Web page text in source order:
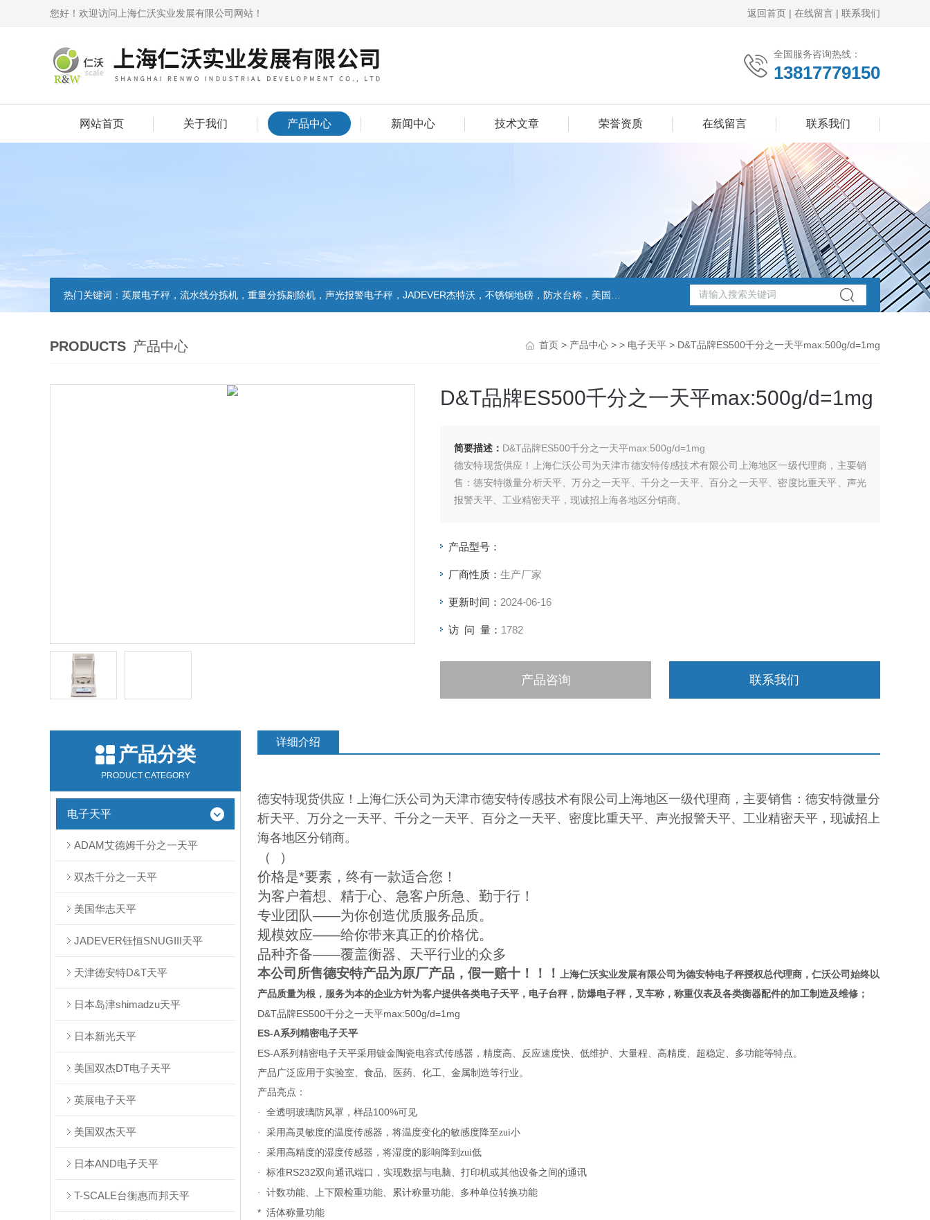
您好！欢迎访问上海仁沃实业发展有限公司网站！ 返回首页 | 在线留言 | 联系我们
全国服务咨询热线：
13817779150
网站首页 关于我们 产品中心 新闻中心 技术文章 荣誉资质 在线留言 联系我们
热门关键词： 英展电子秤，流水线分拣机，重量分拣剔除机，声光报警电子秤，JADEVER杰特沃，不锈钢地磅，防水台称，美国双杰天平，报警电子称
PRODUCTS 产品中心 首页 > 产品中心 > > 电子天平 > D&T品牌ES500千分之一天平max:500g/d=1mg
D&T品牌ES500千分之一天平max:500g/d=1mg
简要描述： D&T品牌ES500千分之一天平max:500g/d=1mg
德安特现货供应！上海仁沃公司为天津市德安特传感技术有限公司上海地区一级代理商，主要销
售：德安特微量分析天平、万分之一天平、千分之一天平、百分之一天平、密度比重天平、声光
报警天平、工业精密天平，现诚招上海各地区分销商。
产品型号：
厂商性质： 生产厂家
更新时间： 2024-06-16
访 问 量： 1782
产品咨询 联系我们
产品分类
PRODUCT CATEGORY
电子天平
ADAM艾德姆千分之一天平
双杰千分之一天平
美国华志天平
JADEVER钰恒SNUGIII天平
天津德安特D&T天平
日本岛津shimadzu天平
日本新光天平
美国双杰DT电子天平
英展电子天平
美国双杰天平
日本AND电子天平
T-SCALE台衡惠而邦天平
详细介绍
德安特现货供应！上海仁沃公司为天津市德安特传感技术有限公司上海地区一级代理商，主要销售：德安特微量分
析天平、万分之一天平、千分之一天平、百分之一天平、密度比重天平、声光报警天平、工业精密天平，现诚招上
海各地区分销商。
（
）
价格是*要素，终有一款适合您！
为客户着想、精于心、急客户所急、勤于行！
专业团队——为你创造优质服务品质。
规模效应——给你带来真正的价格优。
品种齐备——覆盖衡器、天平行业的众多
本公司所售德安特产品为原厂产品，假一赔十！！！ 上海仁沃实业发展有限公司为德安特电子秤授权总代理商 ，仁沃公司始终以
产品质量为根，服务为本的企业方针为客户提供各类电子天平，电子台秤，防爆电子秤，叉车称，称重仪表及各类衡器配件的加工制造及维修；
D&T品牌ES500千分之一天平max:500g/d=1mg
ES-A系列精密电子天平
ES-A系列精密电子天平采用镀金陶瓷电容式传感器，精度高、反应速度快、低维护、大量程、高精度、超稳定、多功能等特点。
产品广泛应用于实验室、食品、医药、化工、金属制造等行业。
产品亮点：
·
全透明玻璃防风罩，样品100%可见
·
采用高灵敏度的温度传感器，将温度变化的敏感度降至zui小
·
采用高精度的湿度传感器，将湿度的影响降到zui低
·
标准RS232双向通讯端口，实现数据与电脑、打印机或其他设备之间的通讯
·
计数功能、上下限检重功能、累计称量功能、多种单位转换功能
* 活体称量功能